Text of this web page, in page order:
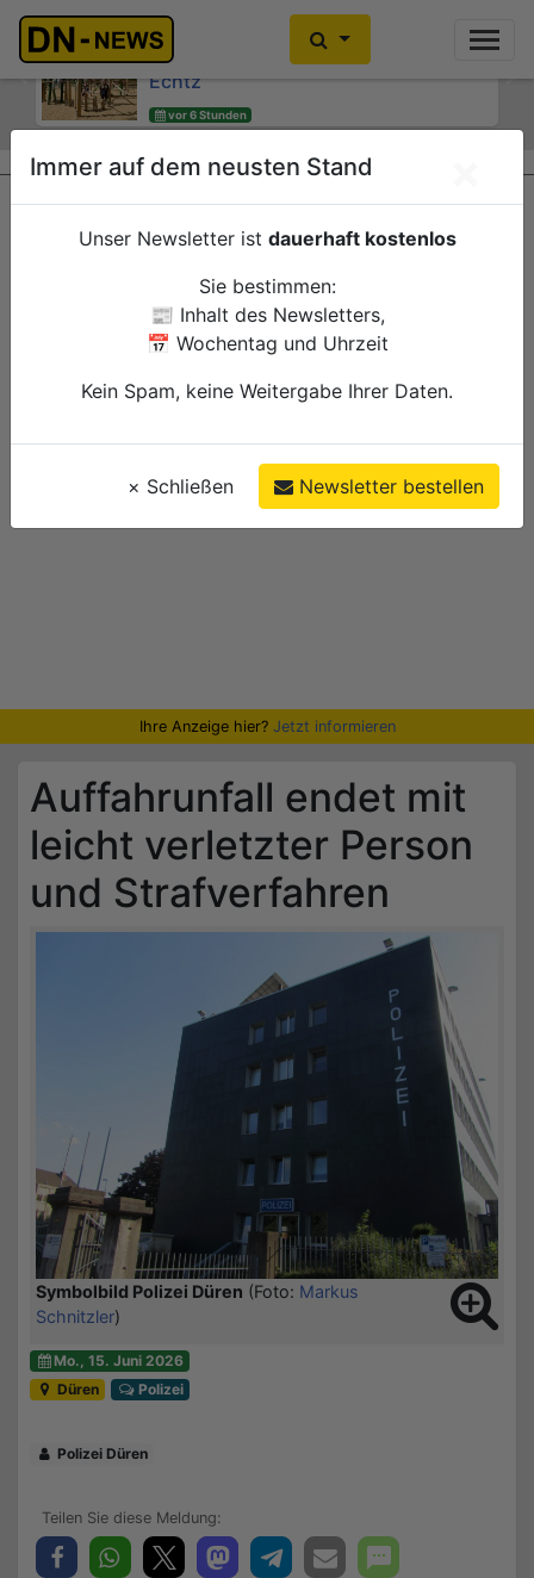
Kinder- und Jugendsprecherinnen
des Jugendheims engagieren sich für
Echtz
vor 6 Stunden
Kein Alkoholkonsum in der
Schwangerschaft: Interaktive
Wanderausstellung ZERO! im
Kreishaus
Düren
Verwaltung
Previous
Ihre Anzeige hier? Jetzt informieren
Auffahrunfall endet mit
leicht verletzter Person
und Strafverfahren
Symbolbild Polizei Düren (Foto: Markus
Schnitzler)
Mo., 15. Juni 2026
Düren
Polizei
Polizei Düren
Immer auf dem neusten Stand
Unser Newsletter ist dauerhaft kostenlos
Sie bestimmen:
📰 Inhalt des Newsletters,
📅 Wochentag und Uhrzeit
Kein Spam, keine Weitergabe Ihrer Daten.
× Schließen Newsletter bestellen